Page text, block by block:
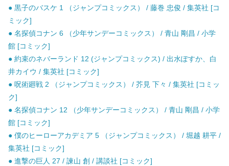
● 黒子のバスケ 1 （ジャンプコミックス） / 藤巻 忠俊 / 集英社 [コ
ミック]
● 名探偵コナン 6 （少年サンデーコミックス） / 青山 剛昌 / 小学
館 [コミック]
● 約束のネバーランド 12 (ジャンプコミックス) / 出水ぽすか、白
井カイウ / 集英社 [コミック]
● 呪術廻戦 2 （ジャンプコミックス） / 芥見 下々 / 集英社 [コミッ
ク]
● 名探偵コナン 12 （少年サンデーコミックス） / 青山 剛昌 / 小学
館 [コミック]
● 僕のヒーローアカデミア 5 （ジャンプコミックス） / 堀越 耕平 /
集英社 [コミック]
● 進撃の巨人 27 / 諫山 創 / 講談社 [コミック]